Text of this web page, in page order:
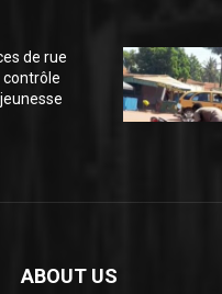
de rue
contrôle
ABOUT US